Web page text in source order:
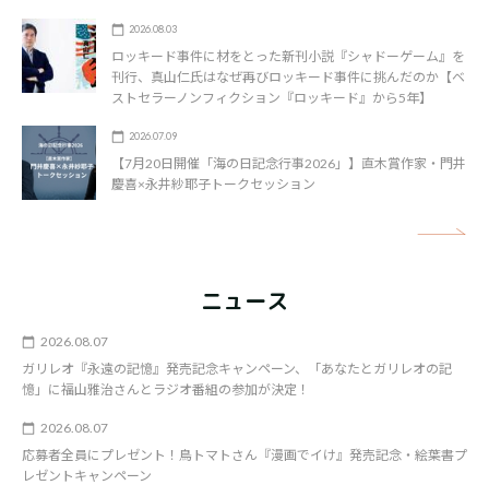
2026.08.03
ロッキード事件に材をとった新刊小説『シャドーゲーム』を
刊行、真山仁氏はなぜ再びロッキード事件に挑んだのか【ベ
ストセラーノンフィクション『ロッキード』から5年】
2026.07.09
【7月20日開催「海の日記念行事2026」】直木賞作家・門井
慶喜×永井紗耶子トークセッション
ニュース
2026.08.07
ガリレオ『永遠の記憶』発売記念キャンペーン、「あなたとガリレオの記
憶」に福山雅治さんとラジオ番組の参加が決定！
2026.08.07
応募者全員にプレゼント！鳥トマトさん『漫画でイけ』発売記念・絵葉書プ
レゼントキャンペーン